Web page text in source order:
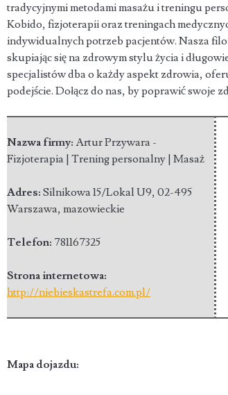
tradycyjnymi metodami masażu i treningu
Kobido, fizjoterapii oraz treningach
indywidualnych potrzeb pacjentów. Nasza
skupiając się na zdrowym stylu życia i
specjalistów dba o każdy aspekt zdrowia,
podejście. Dołącz do nas, by poprawić swoje
Nazwa firmy:Artur Przywara -
Fizjoterapia | Trening personalny | Masaż
Adres:Silnikowa 15/Lokal U9,02-495
Warszawa,mazowieckie
Telefon: 781167325
Strona internetowa:
http://niebieskastrefa.com.pl/
Mapa dojazdu: